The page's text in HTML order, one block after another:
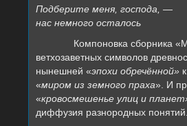
Подберите меня, господа, —
нас немного осталось
Компоновка сборника
ветхозаветных символов
нынешней «эпохи обречённой»
«миром из земного праха». И
«кровосмешенье улиц и
диффузия разнородных понятий.